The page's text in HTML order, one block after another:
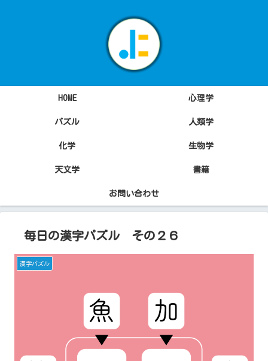
HOME 心理学
パズル 人類学
化学 生物学
天文学 書籍
お問い合わせ
毎日の漢字パズル その２６
漢字パズル